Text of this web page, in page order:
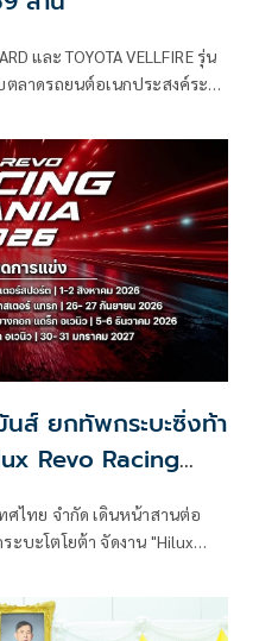
และ TOYOTA VELLFIRE รุ่น
ลาดรถยนต์อเนกประสงค์ระ
นส์ ยกทัพกระบะซิ่งท้า
Revo Racing
ศไทย จำกัด เดินหน้าสานต่อ
ะบะโตโยต้า จัดงาน "Hilux